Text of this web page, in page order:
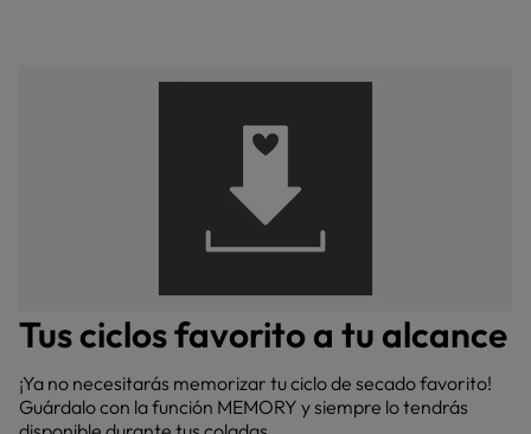
Tus ciclos favorito a tu alcance
¡Ya no necesitarás memorizar tu ciclo de secado favorito!
Guárdalo con la función MEMORY y siempre lo tendrás